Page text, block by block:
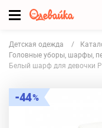
Детская одежда
Головные уборы, шарфы,
Белый шарф для девочки
44